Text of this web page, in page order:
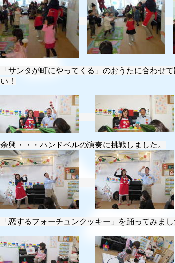
「サンタが町にやってくる」のおうたに合わせ
い！
余興・・・ハンドベルの演奏に挑戦しました。
「恋するフォーチュンクッキー」を踊ってみま